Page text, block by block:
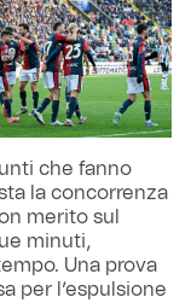
che fanno
la concorrenza
merito sul
minuti,
Una prova
per l’espulsione